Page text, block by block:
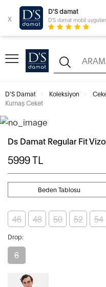
x
D'S damat
D'S damat mobil
D'S Damat Koleksiyon
Kumaş Ceket
Ds Damat Regular Fit
5999TL
Beden Tablosu
46 48 50 52 54
Drop:
6